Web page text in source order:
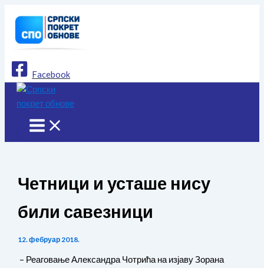
садржај
Facebook
Четници и усташе нису
били савезници
12. фебруар 2018.
– Реаговање Александра Чотрића на изјаву Зорана